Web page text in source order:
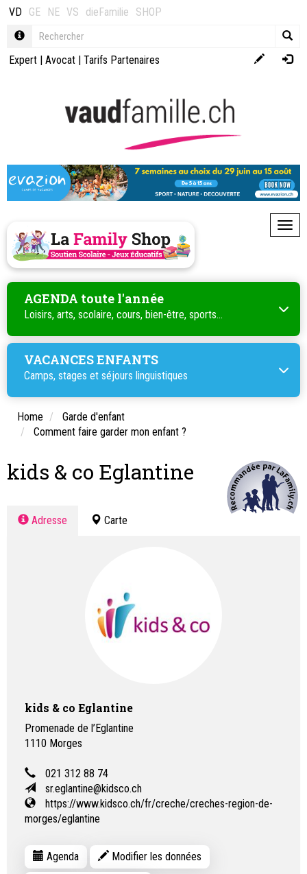
VD GE NE VS dieFamilie SHOP
Expert | Avocat | Tarifs Partenaires
AGENDA toute l'année
Loisirs, arts, scolaire, cours, bien-être, sports...
VACANCES ENFANTS
Camps, stages et séjours linguistiques
Home
Garde d'enfant
Comment faire garder mon enfant ?
kids & co Eglantine
Adresse Carte
kids & co Eglantine
Promenade de l’Eglantine
1110 Morges
021 312 88 74
sr.eglantine@kidsco.ch
https://www.kidsco.ch/fr/creche/creches-region-de-
morges/eglantine
Agenda Modifier les données